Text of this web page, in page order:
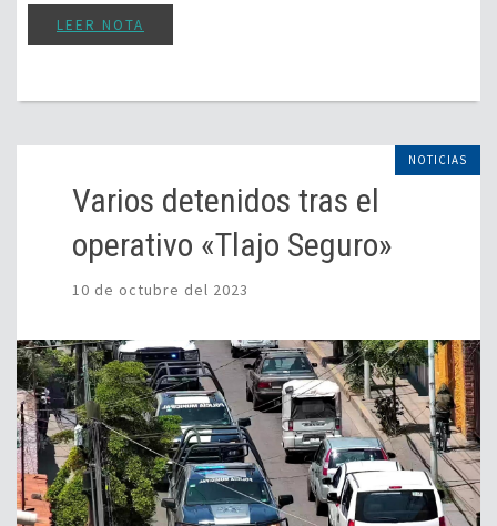
LEER NOTA
NOTICIAS
Varios detenidos tras el
operativo «Tlajo Seguro»
10 de octubre del 2023